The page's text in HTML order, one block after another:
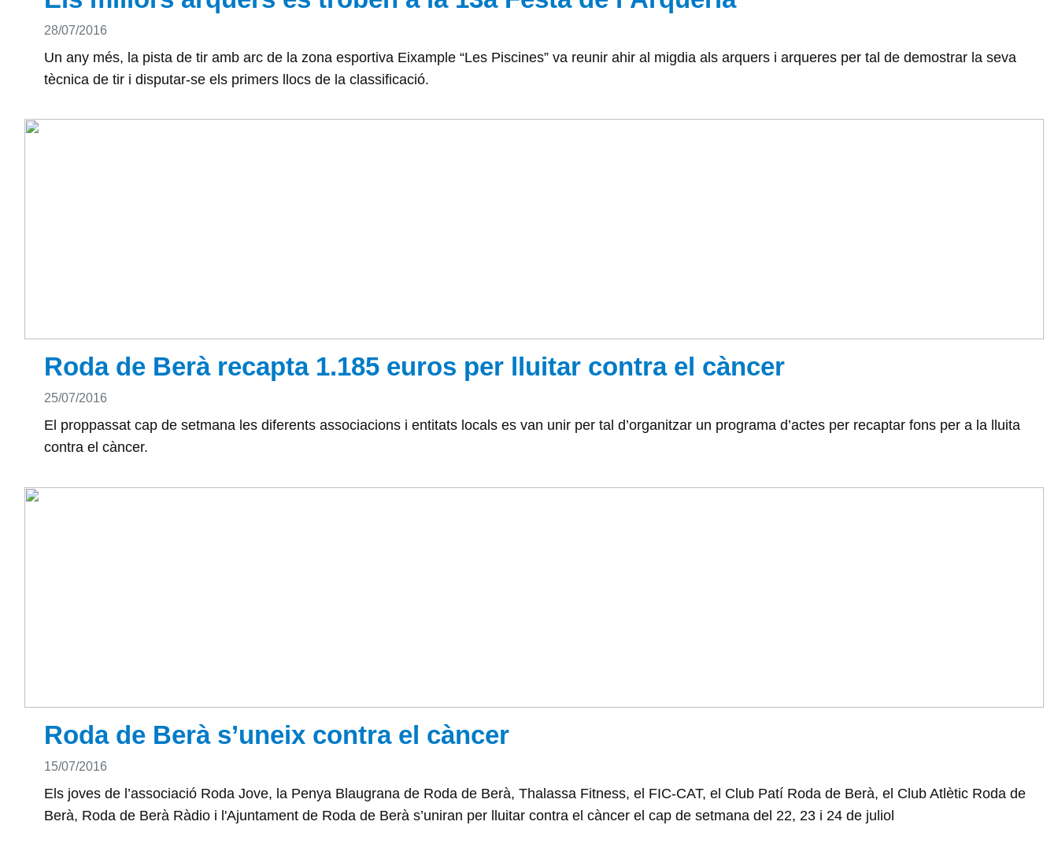
Detalls
28/07/2016
Un any més, la pista de tir amb arc de la zona esportiva Eixample “Les Piscines” va reunir ahir al migdia als arquers i arqueres per tal de demostrar la seva
tècnica de tir i disputar-se els primers llocs de la classificació.
Roda de Berà recapta 1.185 euros per lluitar contra el càncer
Detalls
25/07/2016
El proppassat cap de setmana les diferents associacions i entitats locals es van unir per tal d’organitzar un programa d’actes per recaptar fons per a la lluita
contra el càncer.
Roda de Berà s’uneix contra el càncer
Detalls
15/07/2016
Els joves de l’associació Roda Jove, la Penya Blaugrana de Roda de Berà, Thalassa Fitness, el FIC-CAT, el Club Patí Roda de Berà, el Club Atlètic Roda de
Berà, Roda de Berà Ràdio i l'Ajuntament de Roda de Berà s’uniran per lluitar contra el càncer el cap de setmana del 22, 23 i 24 de juliol